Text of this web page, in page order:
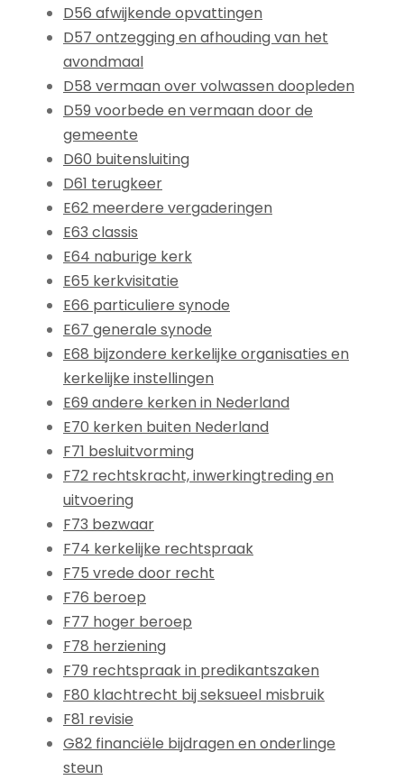
D56 afwijkende opvattingen
D57 ontzegging en afhouding van het
avondmaal
D58 vermaan over volwassen doopleden
D59 voorbede en vermaan door de
gemeente
D60 buitensluiting
D61 terugkeer
E62 meerdere vergaderingen
E63 classis
E64 naburige kerk
E65 kerkvisitatie
E66 particuliere synode
E67 generale synode
E68 bijzondere kerkelijke organisaties en
kerkelijke instellingen
E69 andere kerken in Nederland
E70 kerken buiten Nederland
F71 besluitvorming
F72 rechtskracht, inwerkingtreding en
uitvoering
F73 bezwaar
F74 kerkelijke rechtspraak
F75 vrede door recht
F76 beroep
F77 hoger beroep
F78 herziening
F79 rechtspraak in predikantszaken
F80 klachtrecht bij seksueel misbruik
F81 revisie
G82 financiële bijdragen en onderlinge
steun